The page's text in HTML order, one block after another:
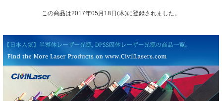
この商品は2017年05月18日(木)に登録されました。